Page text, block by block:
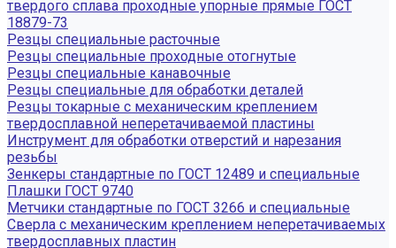
твердого сплава проходные упорные прямые ГОСТ
18879-73
Резцы специальные расточные
Резцы специальные проходные отогнутые
Резцы специальные канавочные
Резцы специальные для обработки деталей
Резцы токарные с механическим креплением
твердосплавной неперетачиваемой пластины
Инструмент для обработки отверстий и нарезания
резьбы
Зенкеры стандартные по ГОСТ 12489 и специальные
Плашки ГОСТ 9740
Метчики стандартные по ГОСТ 3266 и специальные
Сверла с механическим креплением неперетачиваемых
твердосплавных пластин